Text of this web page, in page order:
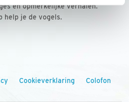
en opmerkelijke verhalen.
help je de vogels.
Cookieverklaring Colofon